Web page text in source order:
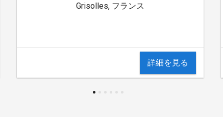
Grisolles, フランス
詳細を見る